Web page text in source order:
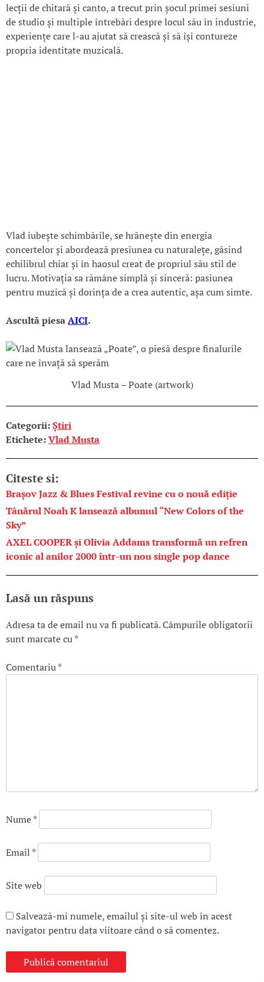
lecții de chitară și canto, a trecut prin șocul primei sesiuni
de studio și multiple întrebări despre locul său în industrie,
experiențe care l-au ajutat să crească și să își contureze
propria identitate muzicală.
Vlad iubește schimbările, se hrănește din energia
concertelor și abordează presiunea cu naturalețe, găsind
echilibrul chiar și în haosul creat de propriul său stil de
lucru. Motivația sa rămâne simplă și sinceră: pasiunea
pentru muzică și dorința de a crea autentic, așa cum simte.
Ascultă piesaAICI.
Vlad Musta – Poate (artwork)
Categorii:Știri
Etichete:Vlad Musta
Citeste si:
Brașov Jazz & Blues Festival revine cu o nouă ediție
Tânărul Noah K lansează albumul “New Colors of the
Sky”
AXEL COOPER și Olivia Addams transformă un refren
iconic al anilor 2000 într-un nou single pop dance
Lasă un răspuns
Adresa ta de email nu va fi publicată.Câmpurile obligatorii
sunt marcate cu*
Comentariu*
Nume*
Email *
Site web
Salvează-mi numele, emailul și site-ul web în acest
navigator pentru data viitoare când o să comentez.